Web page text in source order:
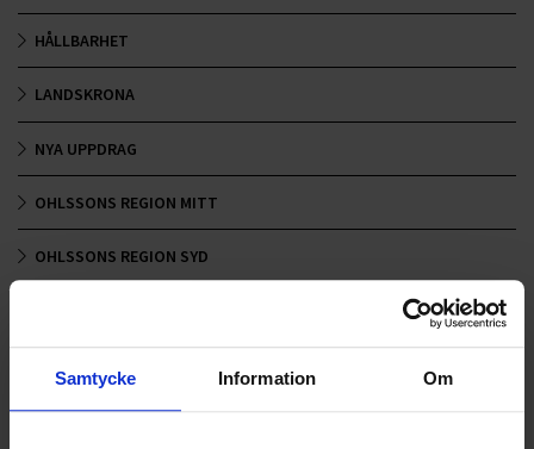
Samtycke Information Om
HÅLLBARHET
LANDSKRONA
NYA UPPDRAG
OHLSSONS REGION MITT
OHLSSONS REGION SYD
RENHÅLLNING